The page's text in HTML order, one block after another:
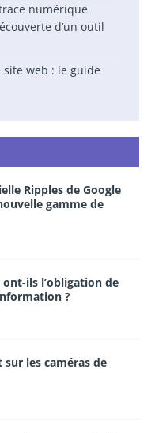
numérique
d’un outil
web : le guide
Ripples de Google
gamme de
ils l’obligation de
?
sur les caméras de